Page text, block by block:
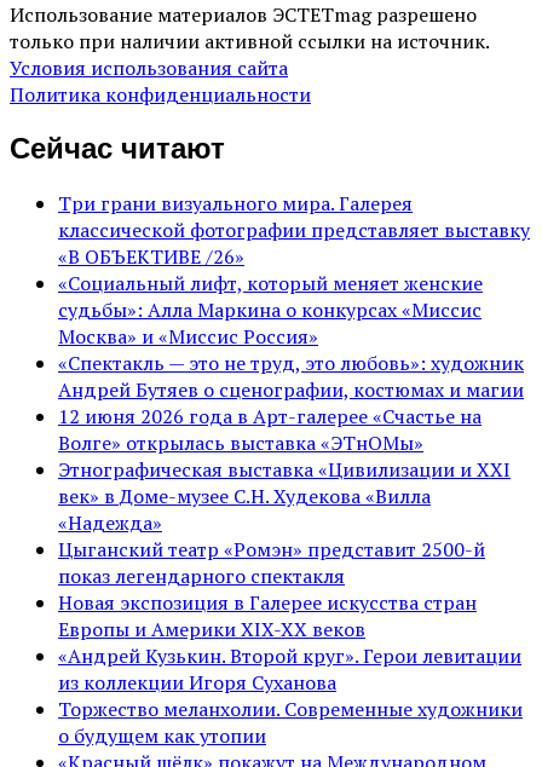
Использование материалов ЭСТЕТmag разрешено
только при наличии активной ссылки на источник.
Условия использования сайта
Политика конфиденциальности
Сейчас читают
Три грани визуального мира. Галерея
классической фотографии представляет выставку
«В ОБЪЕКТИВЕ /26»
«Социальный лифт, который меняет женские
судьбы»: Алла Маркина о конкурсах «Миссис
Москва» и «Миссис Россия»
«Спектакль — это не труд, это любовь»: художник
Андрей Бутяев о сценографии, костюмах и магии
12 июня 2026 года в Арт-галерее «Счастье на
Волге» открылась выставка «ЭТнОМы»
Этнографическая выставка «Цивилизации и ХХI
век» в Доме-музее С.Н. Худекова «Вилла
«Надежда»
Цыганский театр «Ромэн» представит 2500-й
показ легендарного спектакля
Новая экспозиция в Галерее искусства стран
Европы и Америки XIX-XX веков
«Андрей Кузькин. Второй круг». Герои левитации
из коллекции Игоря Суханова
Торжество меланхолии. Современные художники
о будущем как утопии